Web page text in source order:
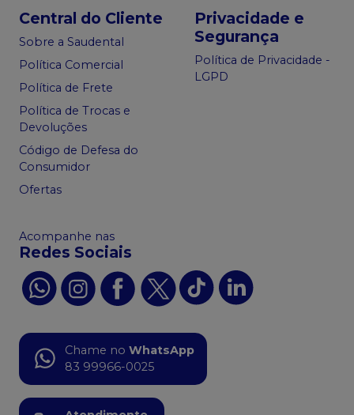
Central do Cliente
Sobre a Saudental
Política Comercial
Política de Frete
Política de Trocas e
Devoluções
Código de Defesa do
Consumidor
Ofertas
Privacidade e
Segurança
Política de Privacidade -
LGPD
Acompanhe nas
Redes Sociais
Chame no WhatsApp
83 99966-0025